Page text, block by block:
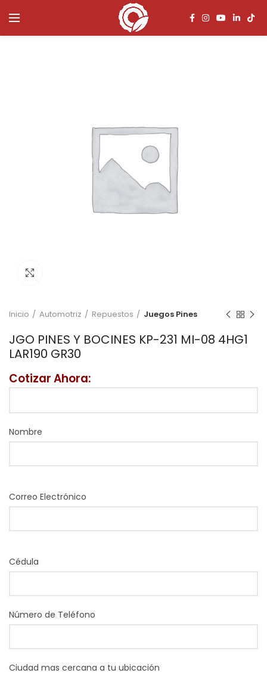
Inicio Automotriz Repuestos Juegos Pines
JGO PINES Y BOCINES KP-231 MI-08 4HG1
LAR190 GR30
Cotizar Ahora:
Nombre
Correo Electrónico
Cédula
Número de Teléfono
Ciudad mas cercana a tu ubicación